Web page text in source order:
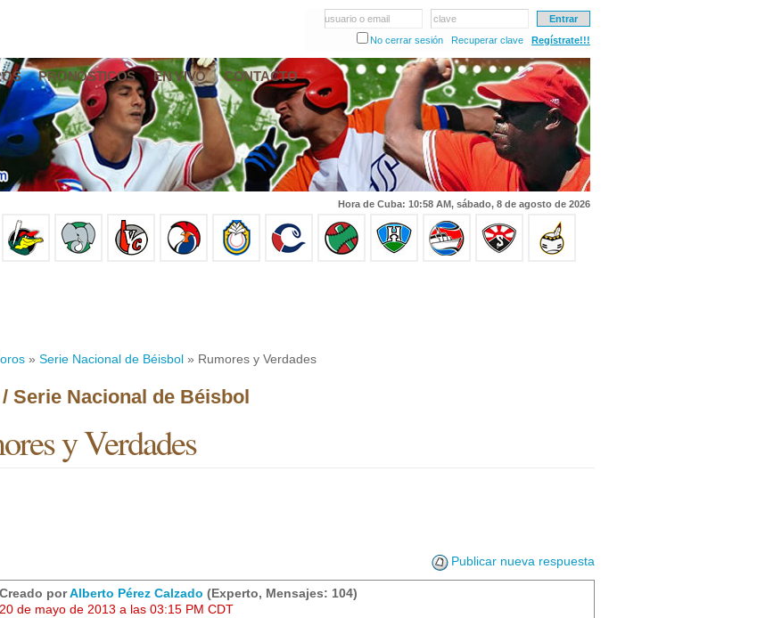
usuario o email
clave
No cerrar sesión
Recuperar clave Regístrate!!!
PRONÓSTICOS EN VIVO CONTACTO
Hora de Cuba: 10:58 AM, sábado, 8 de agosto de 2026
» Serie Nacional de Béisbol » Rumores y Verdades
Serie Nacional de Béisbol
y Verdades
Publicar nueva respuesta
Creado porAlberto Pérez Calzado (Experto, Mensajes: 104)
20 de mayo de 2013 a las 03:15 PM CDT